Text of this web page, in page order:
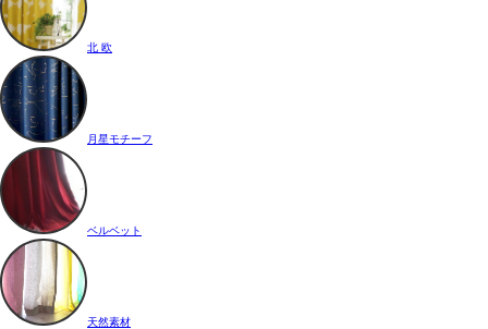
北 欧
月星モチーフ
ベルベット
天然素材